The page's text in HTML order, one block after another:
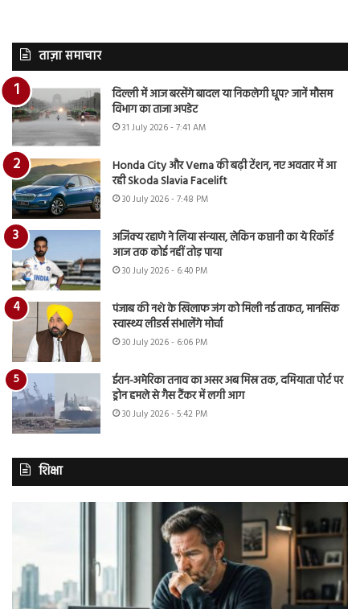
ताज़ा समाचार
दिल्ली में आज बरसेंगे बादल या निकलेगी धूप? जानें मौसम
विभाग का ताजा अपडेट
31 July 2026 - 7:41 AM
Honda City और Verna की बढ़ी टेंशन, नए अवतार में आ
रही Skoda Slavia Facelift
30 July 2026 - 7:48 PM
अजिंक्य रहाणे ने लिया संन्यास, लेकिन कप्तानी का ये रिकॉर्ड
आज तक कोई नहीं तोड़ पाया
30 July 2026 - 6:40 PM
पंजाब की नशे के खिलाफ जंग को मिली नई ताकत, मानसिक
स्वास्थ्य लीडर्स संभालेंगे मोर्चा
30 July 2026 - 6:06 PM
ईरान-अमेरिका तनाव का असर अब मिस्र तक, दमियाता पोर्ट पर
ड्रोन हमले से गैस टैंकर में लगी आग
30 July 2026 - 5:42 PM
शिक्षा